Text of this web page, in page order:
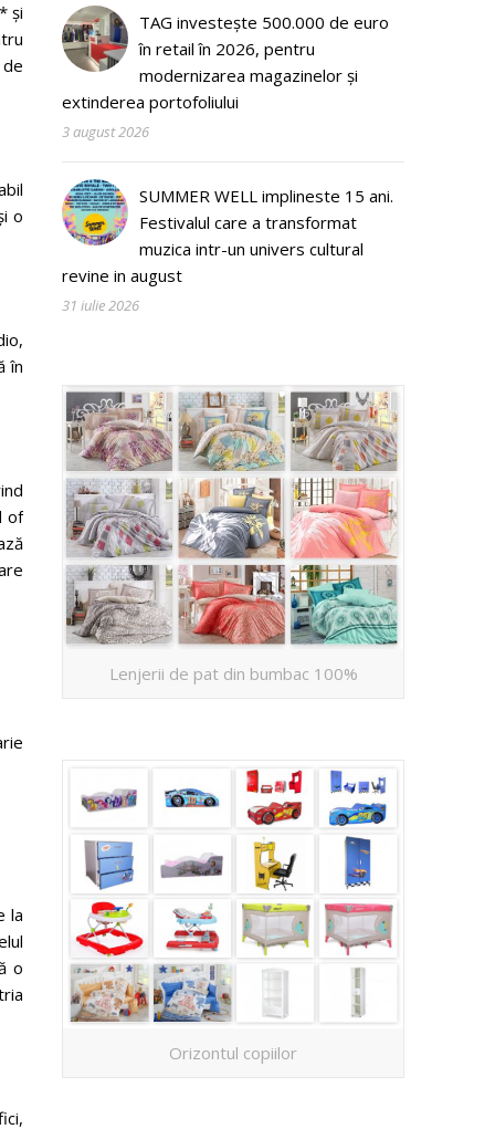
și
o
în
of
la
o
TAG investește 500.000 de euro
în retail în 2026, pentru
modernizarea magazinelor și
extinderea portofoliului
3 august 2026
SUMMER WELL implineste 15 ani.
Festivalul care a transformat
muzica intr-un univers cultural
revine in august
31 iulie 2026
Lenjerii de pat din bumbac 100%
Orizontul copiilor